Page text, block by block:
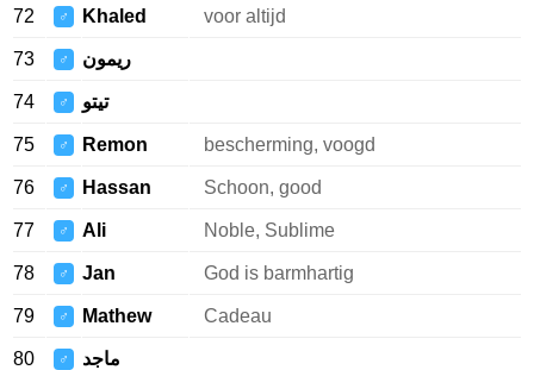
72 ♂ Khaled voor altijd
73 ♂ ريمون
74 ♂ تيتو
75 ♂ Remon bescherming, voogd
76 ♂ Hassan Schoon, good
77 ♂ Ali Noble, Sublime
78 ♂ Jan God is barmhartig
79 ♂ Mathew Cadeau
80 ♂ ماجد